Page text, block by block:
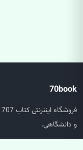
70book
و دانشگاهی.